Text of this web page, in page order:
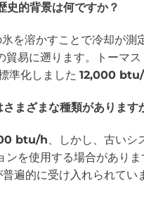
史的背景は何ですか？
を溶かすことで冷却が測
貿易に遡ります。トーマ
準化しました 12,000
さまざまな種類があります
btu/h 、しかし、古い
ンを使用する場合がありま
遍的に受け入れられてい